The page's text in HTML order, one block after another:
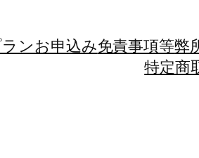
ンお申込み免責事項等弊
特定商